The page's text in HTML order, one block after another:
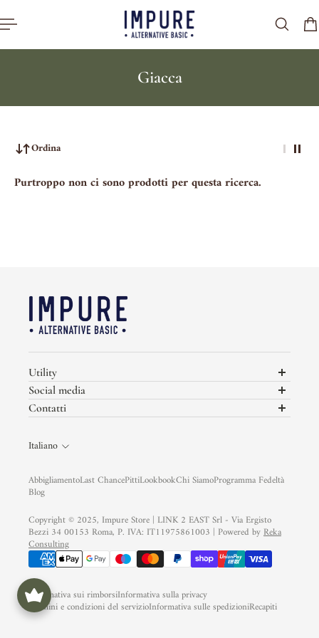
contenuto
Giacca
Ordina
Purtroppo non ci sono prodotti per questa ricerca.
Utility
Programma Fedeltà
Termini e Condizioni
Privacy Policy
Garanzia Trusted Shops
Ready to Wear
Modulo di Reso
Social media
Non perderti i nuovi Look in uscita di Impure sui nostri social
Contatti
Italiano
AbbigliamentoLast ChancePittiLookbookChi SiamoProgramma Fedeltà
Blog
Copyright © 2025, Impure Store | LINK 2 EAST Srl - Via Ergisto
Bezzi 34 00153 Roma, P. IVA: IT11975861003 | Powered byReka
Consulting
Informativa sui rimborsiInformativa sulla privacy
Termini e condizioni del servizioInformativa sulle spedizioniRecapiti